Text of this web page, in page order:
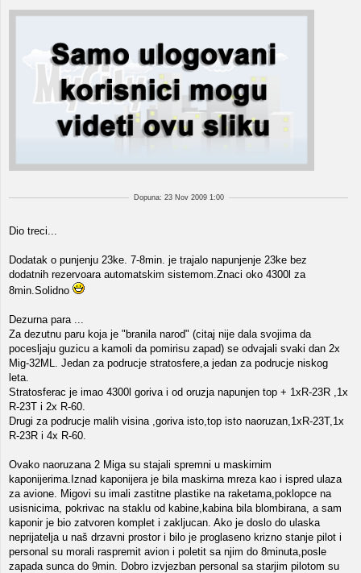
Dopuna: 23 Nov 2009 1:00
Dio treci...
Dodatak o punjenju 23ke. 7-8min. je trajalo napunjenje 23ke bez
dodatnih rezervoara automatskim sistemom.Znaci oko 4300l za
8min.Solidno
Dezurna para ...
Za dezutnu paru koja je "branila narod" (citaj nije dala svojima da
pocesljaju guzicu a kamoli da pomirisu zapad) se odvajali svaki dan 2x
Mig-32ML. Jedan za podrucje stratosfere,a jedan za podrucje niskog
leta.
Stratosferac je imao 4300l goriva i od oruzja napunjen top + 1xR-23R ,1x
R-23T i 2x R-60.
Drugi za podrucje malih visina ,goriva isto,top isto naoruzan,1xR-23T,1x
R-23R i 4x R-60.
Ovako naoruzana 2 Miga su stajali spremni u maskirnim
kaponijerima.Iznad kaponijera je bila maskirna mreza kao i ispred ulaza
za avione. Migovi su imali zastitne plastike na raketama,poklopce na
usisnicima, pokrivac na staklu od kabine,kabina bila blombirana, a sam
kaponir je bio zatvoren komplet i zakljucan. Ako je doslo do ulaska
neprijatelja u naš drzavni prostor i bilo je proglaseno krizno stanje pilot i
personal su morali raspremit avion i poletit sa njim do 8minuta,posle
zapada sunca do 9min. Dobro izvjezban personal sa starjim pilotom su